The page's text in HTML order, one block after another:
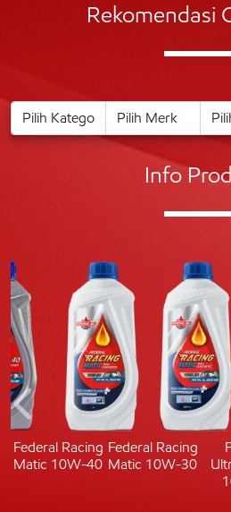
Rekomendasi
Info
Federal Racing
Matic 10W-40
Federal Racing
Matic 10W-30